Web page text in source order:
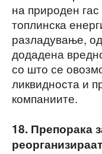
на природен гас
топлинска
разладување,
додадена
со што се
ликвидноста и
компаниите.
18. Препорака